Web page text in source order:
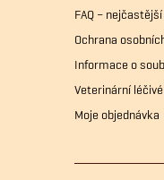
FAQ –
Ochrana
Informace o
Veterinární
Moje objednávka